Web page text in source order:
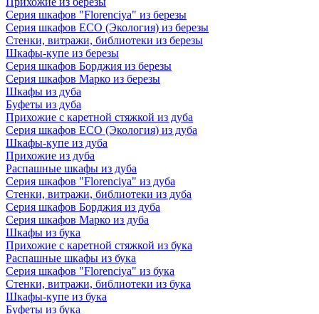
Серия шкафов "Florenciya" из березы
Серия шкафов ECO (Экология) из березы
Стенки, витражи, библиотеки из березы
Шкафы-купе из березы
Серия шкафов Борджия из березы
Серия шкафов Марко из березы
Шкафы из дуба
Буфеты из дуба
Прихожие с каретной стяжкой из дуба
Серия шкафов ECO (Экология) из дуба
Шкафы-купе из дуба
Прихожие из дуба
Распашные шкафы из дуба
Серия шкафов "Florenciya" из дуба
Стенки, витражи, библиотеки из дуба
Серия шкафов Борджия из дуба
Серия шкафов Марко из дуба
Шкафы из бука
Прихожие с каретной стяжкой из бука
Распашные шкафы из бука
Серия шкафов "Florenciya" из бука
Стенки, витражи, библиотеки из бука
Шкафы-купе из бука
Буфеты из бука